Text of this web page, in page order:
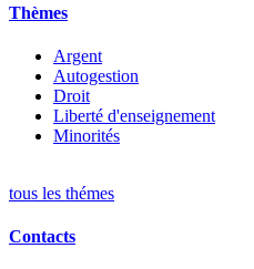
Thèmes
Argent
Autogestion
Droit
Liberté d'enseignement
Minorités
tous les thémes
Contacts